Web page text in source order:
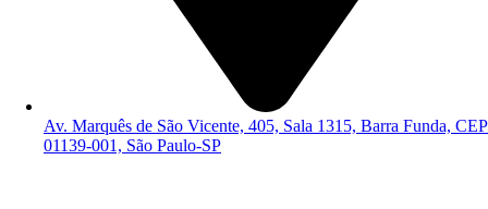
Av. Marquês de São Vicente, 405, Sala 1315, Barra Funda, CEP
01139-001, São Paulo-SP